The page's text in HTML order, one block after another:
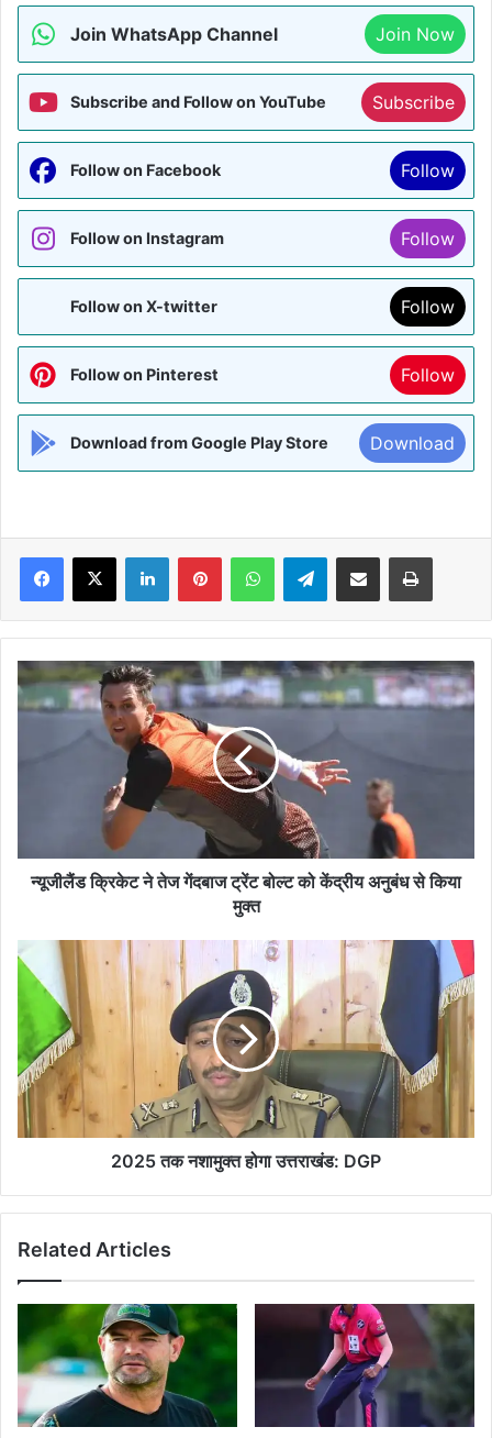
Join WhatsApp Channel Join Now
Subscribe and Follow on YouTube Subscribe
Follow on Facebook Follow
Follow on Instagram Follow
Follow on X-twitter Follow
Follow on Pinterest Follow
Download from Google Play Store Download
Facebook
X LinkedInPinterestWhatsAppTelegramShare via Email Print
न्यूजीलैंड
क्रिकेट
ने
केंद्रीय
अनुबंध
न्यूजीलैंड क्रिकेट ने तेज गेंदबाज ट्रेंट बोल्ट को केंद्रीय अनुबंध से किया
मुक्त
2025
तक
नशामुक्त
होगा
उत्तराखंड:
DGP
2025 तक नशामुक्त होगा उत्तराखंड: DGP
Related Articles